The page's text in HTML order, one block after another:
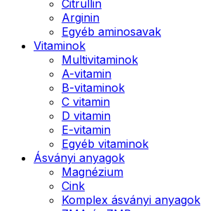
Citrullin
Arginin
Egyéb aminosavak
Vitaminok
Multivitaminok
A-vitamin
B-vitaminok
C vitamin
D vitamin
E-vitamin
Egyéb vitaminok
Ásványi anyagok
Magnézium
Cink
Komplex ásványi anyagok